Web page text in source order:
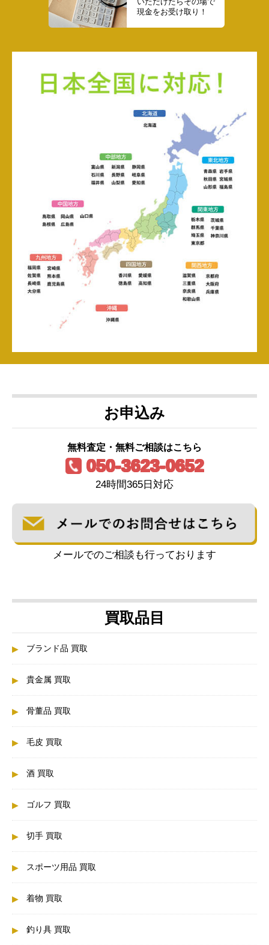
現金をお受け取り！
お申込み
無料査定・無料ご相談はこちら
050-3623-0652
24時間365日対応
メールでのご相談も行っております
買取品目
ブランド品 買取
貴金属 買取
骨董品 買取
毛皮 買取
酒 買取
ゴルフ 買取
切手 買取
スポーツ用品 買取
着物 買取
釣り具 買取